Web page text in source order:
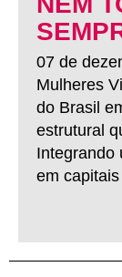
07 de
Mulheres
do Brasil
estrutural
Integrando
em